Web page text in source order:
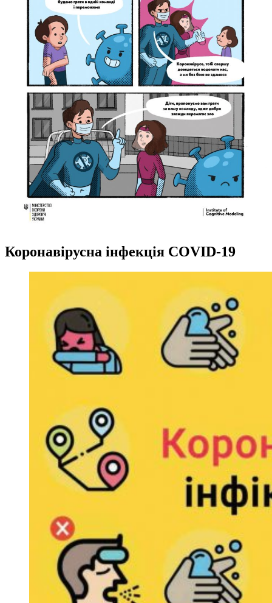
Коронавірусна інфекція COVID-19